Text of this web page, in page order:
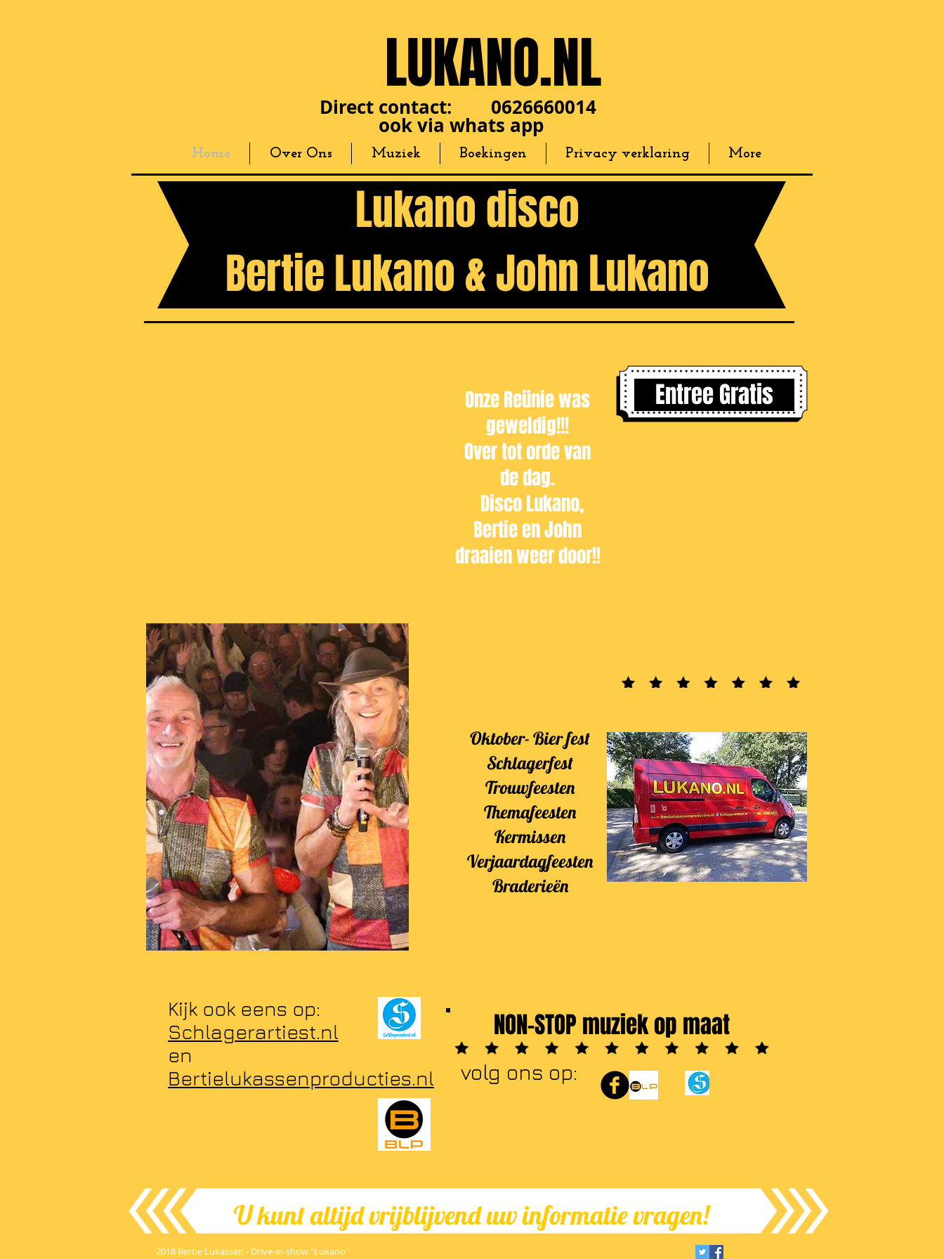
LUKANO.NL
Direct contact: 0626660014
ook via whats app
Home Over Ons Muziek Boekingen Privacy verklaring More
Lukano disco
Bertie Lukano & John Lukano
Onze Reünie was
geweldig!!!
Over tot orde van
de dag.
Disco Lukano,
Bertie en John
draaien weer door!!
Entree Gratis
Oktober- Bier fest
Schlagerfest
Trouwfeesten
Themafeesten
Kermissen
Verjaardagfeesten
Braderieën
Kijk ook eens op:
Schlagerartiest.nl
en
Bertielukassenproducties.nl
NON-STOP muziek op maat
volg ons op:
U kunt altijd vrijblijvend uw informatie vragen!
2018 Bertie Lukassen - Drive-in-show "Lukano"